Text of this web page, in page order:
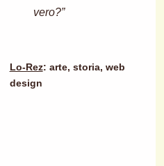
vero?”
Lo-Rez: arte, storia, web
design